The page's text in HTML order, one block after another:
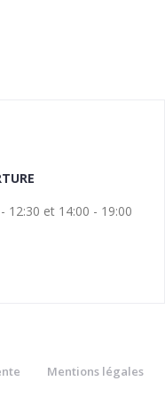
12:30 et 14:00 - 19:00
Mentions légales